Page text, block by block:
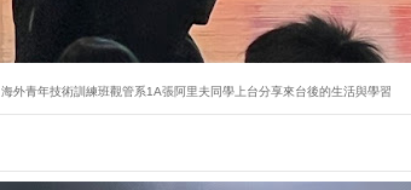
海外青年技術訓練班觀管系1A張阿里夫同學上台分享來台後的生活與學習